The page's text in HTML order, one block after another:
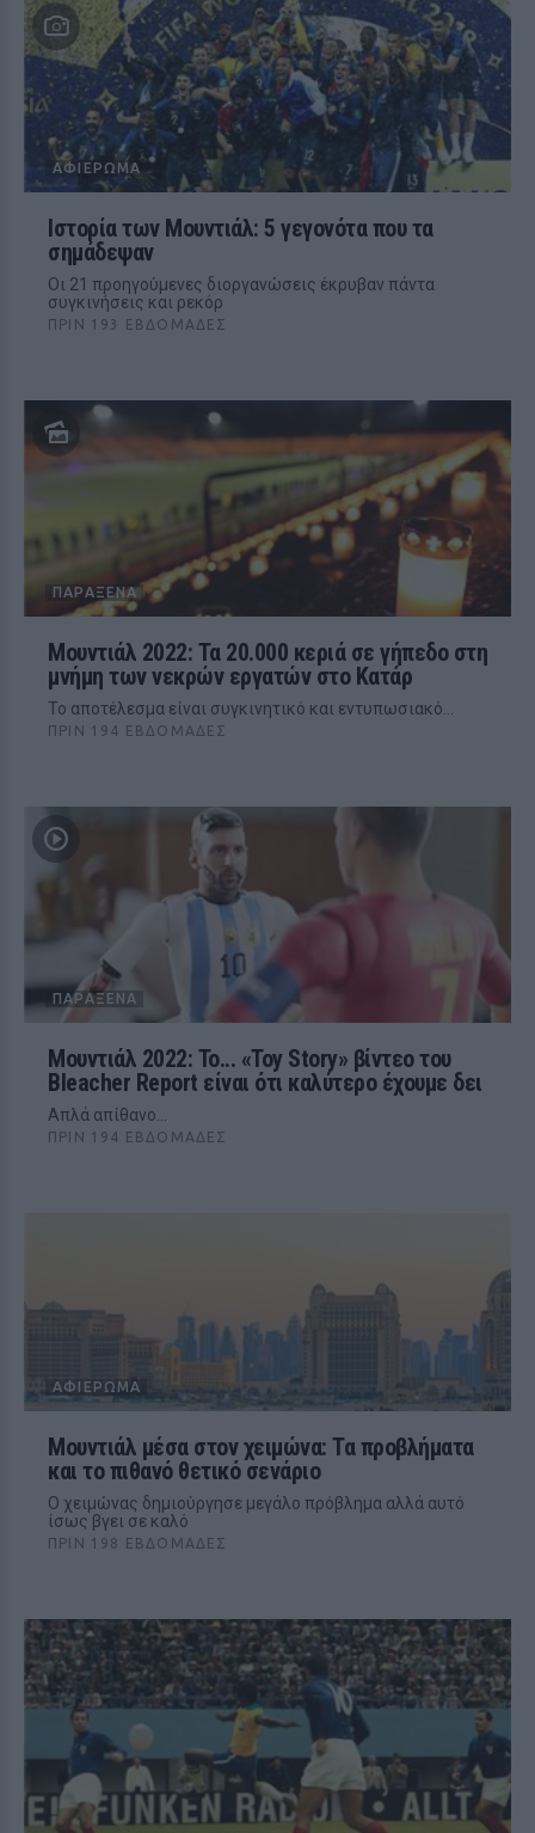
ΑΦΙΈΡΩΜΑ
Ιστορία των Μουντιάλ: 5 γεγονότα που τα
σημάδεψαν
Οι 21 προηγούμενες διοργανώσεις έκρυβαν πάντα
συγκινήσεις και ρεκόρ
ΠΡΙΝ 193 ΕΒΔΟΜΆΔΕΣ
ΠΑΡΆΞΕΝΑ
Μουντιάλ 2022: Τα 20.000 κεριά σε γήπεδο στη
μνήμη των νεκρών εργατών στο Κατάρ
Το αποτέλεσμα είναι συγκινητικό και εντυπωσιακό…
ΠΡΙΝ 194 ΕΒΔΟΜΆΔΕΣ
ΠΑΡΆΞΕΝΑ
Μουντιάλ 2022: Το... «Toy Story» βίντεο του
Bleacher Report είναι ότι καλύτερο έχουμε δει
Απλά απίθανο...
ΠΡΙΝ 194 ΕΒΔΟΜΆΔΕΣ
ΑΦΙΈΡΩΜΑ
Μουντιάλ μέσα στον χειμώνα: Τα προβλήματα
και το πιθανό θετικό σενάριο
Ο χειμώνας δημιούργησε μεγάλο πρόβλημα αλλά αυτό
ίσως βγει σε καλό
ΠΡΙΝ 198 ΕΒΔΟΜΆΔΕΣ